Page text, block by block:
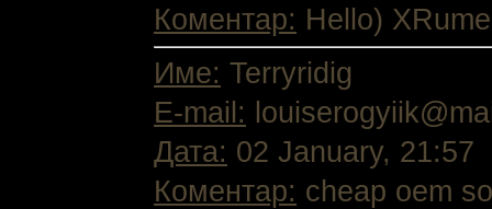
Коментар: Hello)
Име: Terryridig
E-mail:
Дата: 02 January, 21:57
Коментар: cheap oem